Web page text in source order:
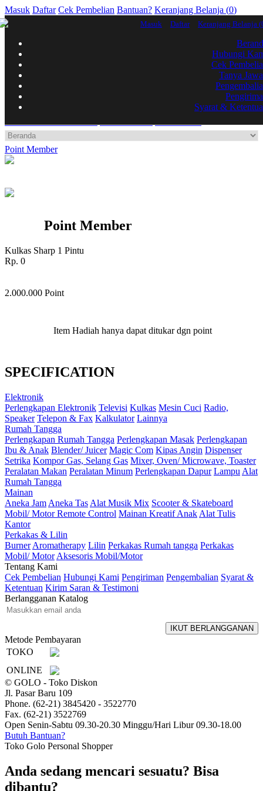
Masuk Daftar Cek Pembelian Bantuan? Keranjang Belanja (0)
Masuk Daftar Keranjang Belanja (
Hubungi
Cek
Tanya
Syarat &
Elektronik Perkakas & Lilin Serba 25.000
Point Member
Point Member
Kulkas Sharp 1 Pintu
Rp. 0
2.000.000 Point
Item Hadiah hanya dapat ditukar dgn point
SPECIFICATION
Elektronik
Perlengkapan Elektronik Televisi Kulkas Mesin Cuci Radio,
Speaker Telepon & Fax Kalkulator Lainnya
Rumah Tangga
Perlengkapan Rumah Tangga Perlengkapan Masak Perlengkapan
Ibu & Anak Blender/ Juicer Magic Com Kipas Angin Dispenser
Setrika Kompor Gas, Selang Gas Mixer, Oven/ Microwave, Toaster
Peralatan Makan Peralatan Minum Perlengkapan Dapur Lampu Alat
Rumah Tangga
Mainan
Aneka Jam Aneka Tas Alat Musik Mix Scooter & Skateboard
Mobil/ Motor Remote Control Mainan Kreatif Anak Alat Tulis
Kantor
Perkakas & Lilin
Burner Aromatherapy Lilin Perkakas Rumah tangga Perkakas
Mobil/ Motor Aksesoris Mobil/Motor
Tentang Kami
Cek Pembelian Hubungi Kami Pengiriman Pengembalian Syarat &
Ketentuan Kirim Saran & Testimoni
Berlangganan Katalog
Metode Pembayaran
TOKO
ONLINE
© GOLO - Toko Diskon
Jl. Pasar Baru 109
Phone. (62-21) 3845420 - 3522770
Fax. (62-21) 3522769
Open Senin-Sabtu 09.30-20.30 Minggu/Hari Libur 09.30-18.00
Butuh Bantuan?
Toko Golo Personal Shopper
Anda sedang mencari sesuatu? Bisa
dibantu?